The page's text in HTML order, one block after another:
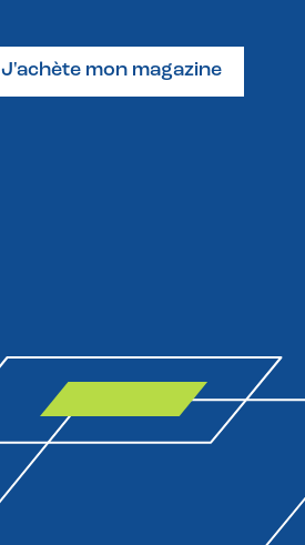
J'achète mon magazine